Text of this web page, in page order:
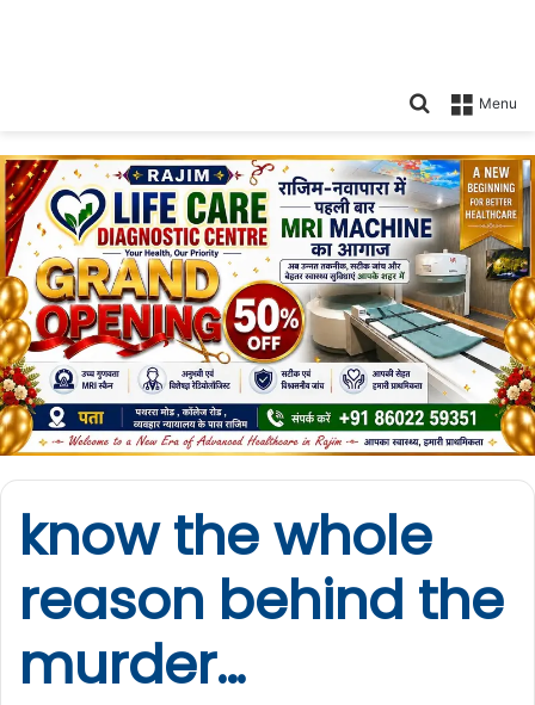
Menu
Search
know the whole
reason behind the
murder…